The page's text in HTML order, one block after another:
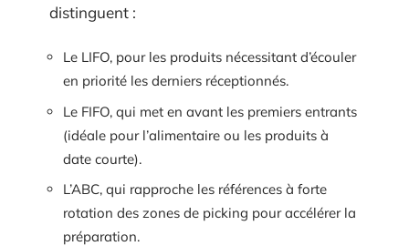
distinguent :
Le LIFO, pour les produits nécessitant d’écouler
en priorité les derniers réceptionnés.
Le FIFO, qui met en avant les premiers entrants
(idéale pour l’alimentaire ou les produits à
date courte).
L’ABC, qui rapproche les références à forte
rotation des zones de picking pour accélérer la
préparation.